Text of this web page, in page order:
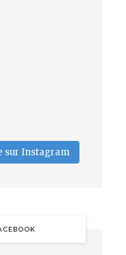
sur Instagram